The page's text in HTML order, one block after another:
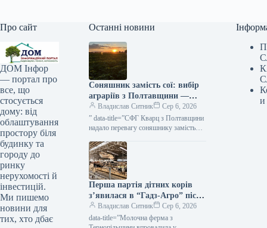
Про сайт
ДОМ Інфор
— портал про
все, що
стосується
дому: від
облаштування
простору біля
будинку та
городу до
ринку
нерухомості й
інвестицій.
Ми пишемо
новини для
тих, хто дбає
Останні новини
Соняшник замість сої: вибір
аграріїв з Полтавщини —
КУРКУЛЬ
Владислав Ситник
Сер 6, 2026
” data-title=”СФГ Кварц з Полтавщини
надало перевагу соняшнику замість
Перша партія дітних корів
з’явилася в “Гадз-Агро” після
імплантації ембріонів від ЕКЗ
— КУРКУЛЬ
Владислав Ситник
Сер 6, 2026
data-title=”Молочна ферма з
и